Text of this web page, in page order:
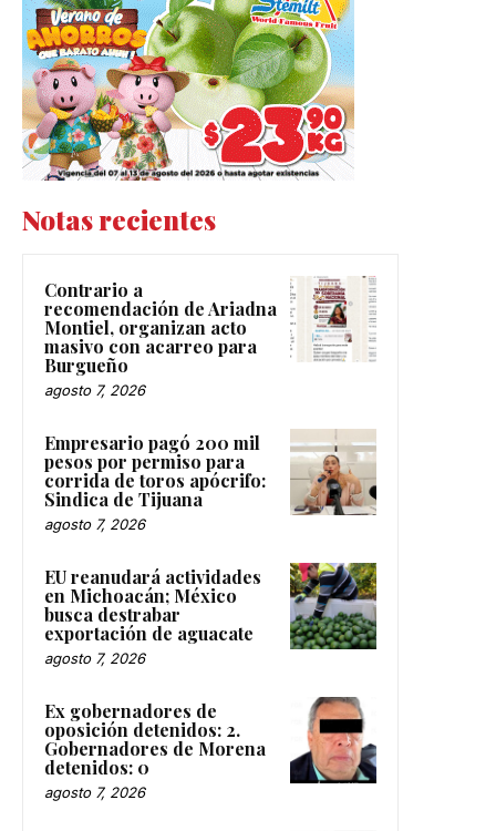
Notas recientes
Contrario a
recomendación de Ariadna
Montiel, organizan acto
masivo con acarreo para
Burgueño
agosto 7, 2026
Empresario pagó 200 mil
pesos por permiso para
corrida de toros apócrifo:
Sindica de Tijuana
agosto 7, 2026
EU reanudará actividades
en Michoacán; México
busca destrabar
exportación de aguacate
agosto 7, 2026
Ex gobernadores de
oposición detenidos: 2.
Gobernadores de Morena
detenidos: 0
agosto 7, 2026